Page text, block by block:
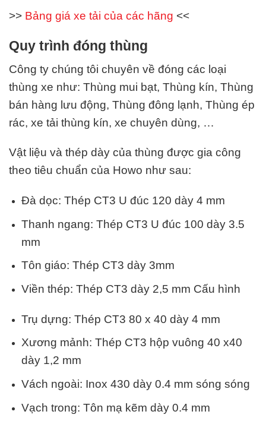
>> Bảng giá xe tải của các hãng <<
Quy trình đóng thùng
Công ty chúng tôi chuyên về đóng các loại
thùng xe như: Thùng mui bạt, Thùng kín, Thùng
bán hàng lưu động, Thùng đông lạnh, Thùng ép
rác, xe tải thùng kín, xe chuyên dùng, …
Vật liệu và thép dày của thùng được gia công
theo tiêu chuẩn của Howo như sau:
Đà dọc: Thép CT3 U đúc 120 dày 4 mm
Thanh ngang: Thép CT3 U đúc 100 dày 3.5
mm
Tôn giáo: Thép CT3 dày 3mm
Viền thép: Thép CT3 dày 2,5 mm Cấu hình
Trụ dựng: Thép CT3 80 x 40 dày 4 mm
Xương mảnh: Thép CT3 hộp vuông 40 x40
dày 1,2 mm
Vách ngoài: Inox 430 dày 0.4 mm sóng sóng
Vạch trong: Tôn mạ kẽm dày 0.4 mm